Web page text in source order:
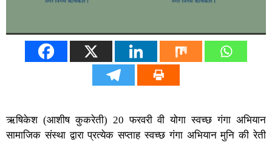
ऋषिकेश (आशीष कुकरेती) 20 फरवरी वी योगा स्वच्छ गंगा अभियान
सामाजिक संस्था द्वारा प्रत्येक सप्ताह स्वच्छ गंगा अभियान मुनि की रेती